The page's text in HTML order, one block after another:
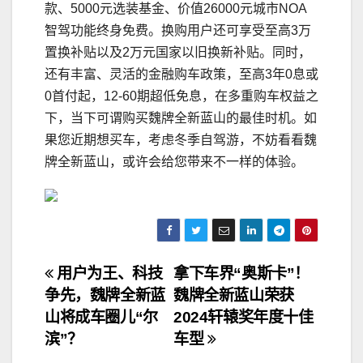
款、5000元选装基金、价值26000元城市NOA
智驾功能终身免费。换购用户还可享受至高3万
置换补贴以及2万元国家以旧换新补贴。同时，
还有丰富、灵活的金融购车政策，至高3年0息或
0首付起，12-60期超低免息，在多重购车权益之
下，当下可谓购买魏牌全新蓝山的最佳时机。如
果您近期想买车，考虑冬季自驾游，不妨看看魏
牌全新蓝山，或许会给您带来不一样的体验。
文
章
导
拿下车界“奥斯卡”！
魏牌全新蓝山荣获
2024轩辕奖年度十佳
车型
用户为王、科技
争先，魏牌全新蓝
山将成车圈儿“尔
滨”？